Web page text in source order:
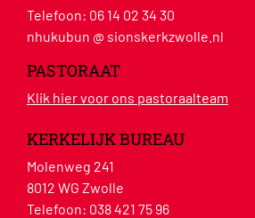
Telefoon: 06 14 02 34 30
nhukubun @ sionskerkzwolle.nl
PASTORAAT
Klik hier voor ons pastoraalteam
KERKELIJK BUREAU
Molenweg 241
8012 WG Zwolle
Telefoon: 038 421 75 96